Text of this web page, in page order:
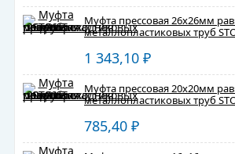
Муфта прессовая 26x26мм
металлопластиковых труб
1 343,10 ₽
Муфта прессовая 20x20мм
металлопластиковых труб
785,40 ₽